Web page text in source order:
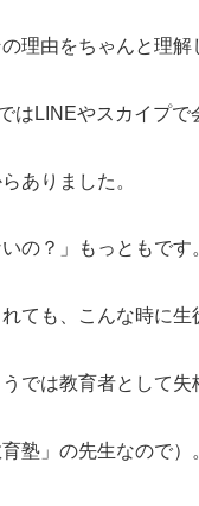
理由をちゃんと理
はLINEやスカイプで
ありました。
の？」もっともです
ても、こんな時に生
では教育者として失
塾」の先生なので）